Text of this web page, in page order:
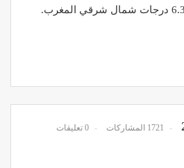
1721 المشاركات 0 تعليقات